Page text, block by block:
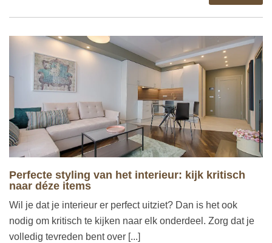
Perfecte styling van het interieur: kijk kritisch
naar déze items
Wil je dat je interieur er perfect uitziet? Dan is het ook
nodig om kritisch te kijken naar elk onderdeel. Zorg dat je
volledig tevreden bent over [...]